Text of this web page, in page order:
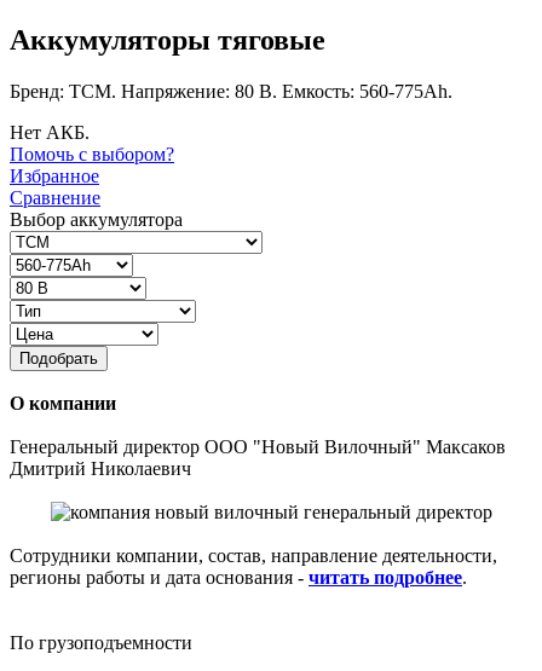
Аккумуляторы тяговые
Бренд: TCM. Напряжение: 80 В. Емкость: 560-775Ah.
Нет АКБ.
Помочь с выбором?
Избранное
Сравнение
Выбор аккумулятора
Подобрать
О компании
Генеральный директор ООО "Новый Вилочный" Максаков
Дмитрий Николаевич
Сотрудники компании, состав, направление деятельности,
регионы работы и дата основания - читать подробнее.
По грузоподъемности